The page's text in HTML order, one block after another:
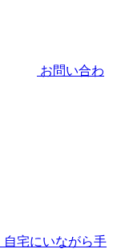
お問い合わ
自宅にいながら手